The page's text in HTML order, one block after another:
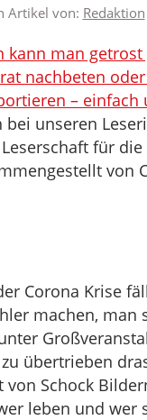
Artikel von: Redaktion
man getrost
nachbeten
– einfach
unseren
für
von
Corona Krise
machen,
übertrieben
von Schock
leben und wer